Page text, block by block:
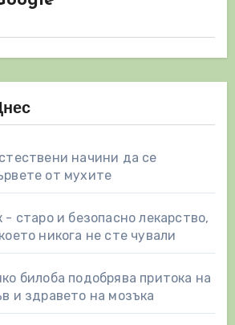
начини да се
от мухите
- старо и безопасно лекарство,
никога не сте чували
билоба подобрява притока на
и здравето на мозъка